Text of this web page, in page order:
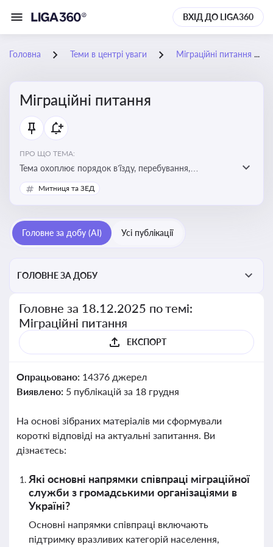
ВХІД ДО LIGA360
Головна Теми в центрі уваги Міграційні питання
Міграційні питання
ПРО ЩО ТЕМА:
Тема охоплює порядок в’їзду, перебування,
працевлаштування іноземців, а також набуття або
втрату громадянства України
Митниця та ЗЕД
Головне за добу (AI) Усі публікації
ГОЛОВНЕ ЗА ДОБУ
Головне за 18.12.2025 по темі:
Міграційні питання
ЕКСПОРТ
Опрацьовано: 14376 джерел
Виявлено: 5 публікацій за 18 грудня
На основі зібраних матеріалів ми сформували
короткі відповіді на актуальні запитання. Ви
дізнаєтесь:
Які основні напрямки співпраці міграційної
служби з громадськими організаціями в
Україні?
Основні напрямки співпраці включають
підтримку вразливих категорій населення,